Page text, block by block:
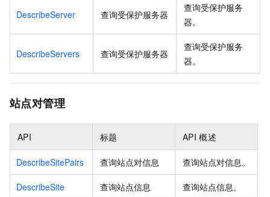
DescribeServer 查询受保护服务器
查询受保护服务
器。
DescribeServers 查询受保护服务器
查询受保护服务
器。
站点对管理
API 标题 API 概述
DescribeSitePairs 查询站点对信息 查询站点对信息。
DescribeSite 查询站点信息 查询站点信息。